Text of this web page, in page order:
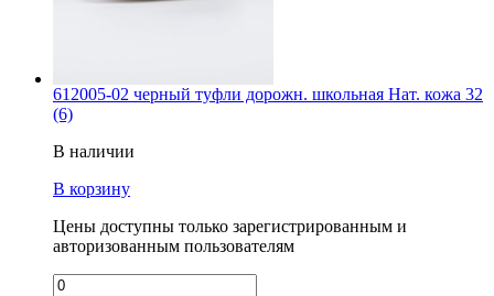
612005-02 черный туфли дорожн. школьная Нат. кожа 32
(6)
В наличии
В корзину
Цены доступны только зарегистрированным и
авторизованным пользователям